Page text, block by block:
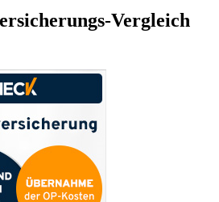
Vergleich